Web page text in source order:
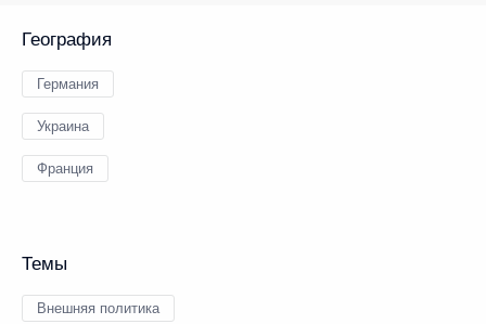
География
Германия
Украина
Франция
Темы
Внешняя политика